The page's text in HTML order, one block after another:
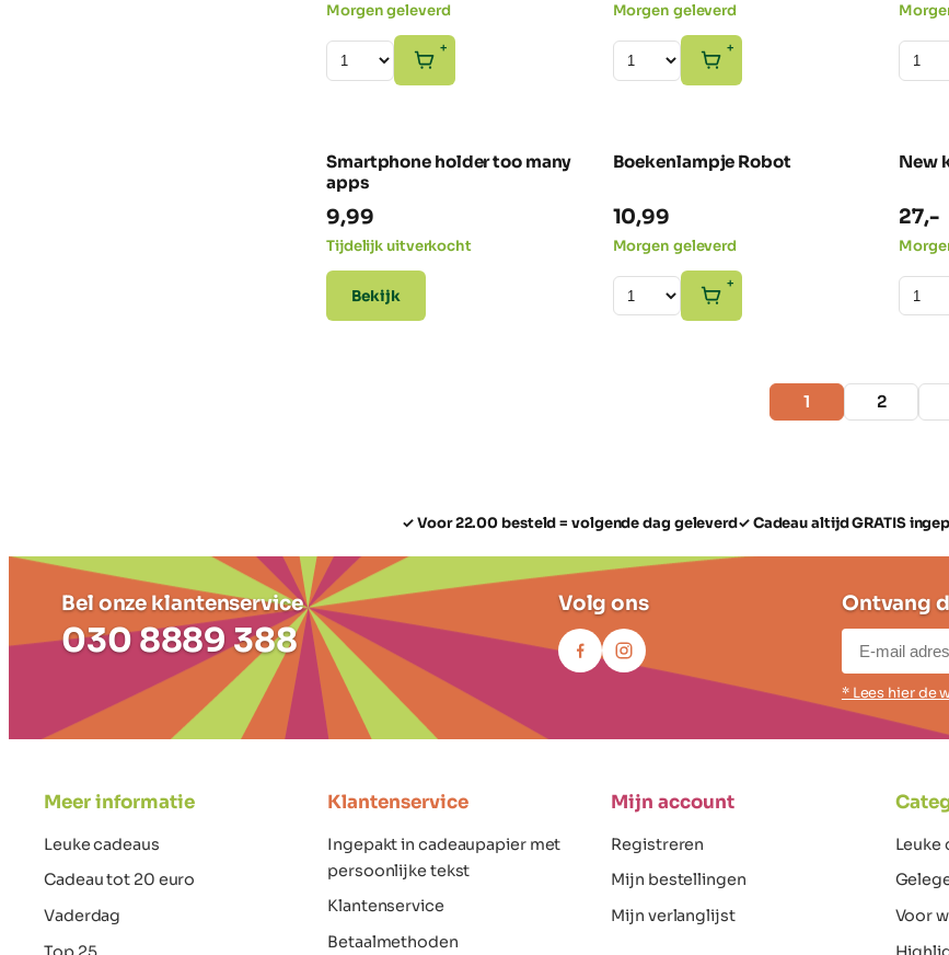
Morgen geleverd
+
Morgen geleverd
+
Smartphone holder too many
apps
9,99
Tijdelijk uitverkocht
Bekijk
Boekenlampje Robot
10,99
Morgen geleverd
+
New
27,-
1 2
✓ Voor 22.00 besteld = volgende dag geleverd✓ Cadeau altijd GRATIS
Bel onze klantenservice
030 8889 388
Volg ons Ontvang
* Lees hier de
Meer informatie
Leuke cadeaus
Cadeau tot 20 euro
Vaderdag
Klantenservice
Ingepakt in cadeaupapier met
persoonlijke tekst
Klantenservice
Betaalmethoden
Mijn account
Registreren
Mijn bestellingen
Mijn verlanglijst
Leuke
Voor